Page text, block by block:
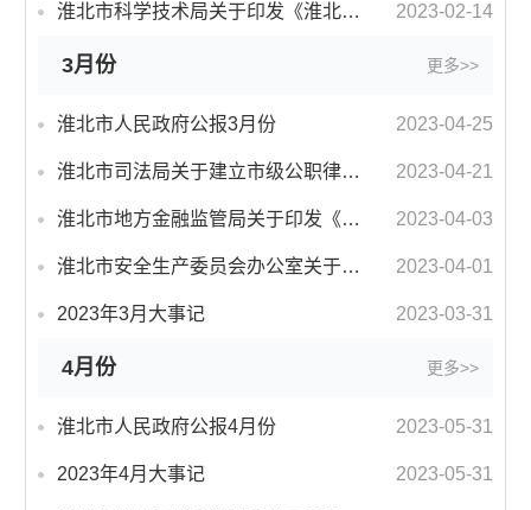
淮北市科学技术局关于印发《淮北市科技专家库管理办法》的通知 2023-02-14
3月份 更多>>
淮北市人民政府公报3月份 2023-04-25
淮北市司法局关于建立市级公职律师跨部门统筹使用平台机制的通知 2023-04-21
淮北市地方金融监管局关于印发《淮北市普惠型小微企业贷款风险补偿资金管理暂行办法》的通知 2023-04-03
淮北市安全生产委员会办公室关于印发《淮北市涉燃气管道工程安全施工监管暂行办法》的通知 2023-04-01
2023年3月大事记 2023-03-31
4月份 更多>>
淮北市人民政府公报4月份 2023-05-31
2023年4月大事记 2023-05-31